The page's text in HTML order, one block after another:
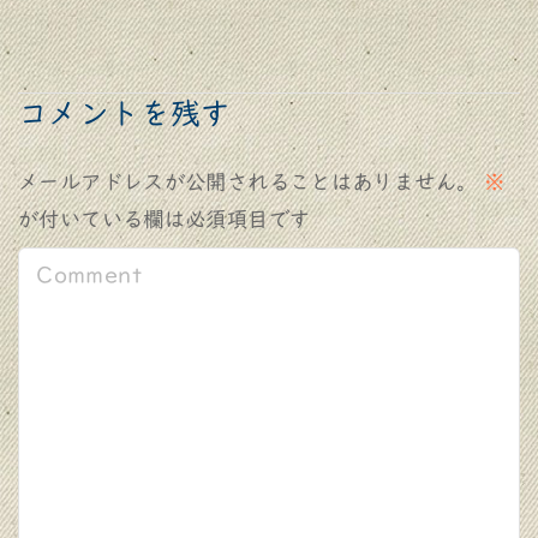
コメントを残す
メールアドレスが公開されることはありません。 ※
が付いている欄は必須項目です
C
o
m
m
e
n
t